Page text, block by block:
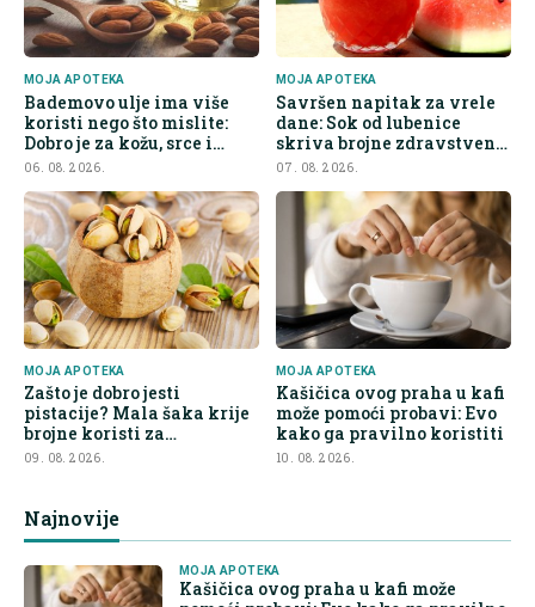
MOJA APOTEKA
Bademovo ulje ima više
koristi nego što mislite:
Dobro je za kožu, srce i
kontrolu apetita
06. 08. 2026.
MOJA APOTEKA
Savršen napitak za vrele
dane: Sok od lubenice
skriva brojne zdravstvene
prednosti
07. 08. 2026.
MOJA APOTEKA
Zašto je dobro jesti
pistacije? Mala šaka krije
brojne koristi za
organizam
09. 08. 2026.
MOJA APOTEKA
Kašičica ovog praha u kafi
može pomoći probavi: Evo
kako ga pravilno koristiti
10. 08. 2026.
Najnovije
MOJA APOTEKA
Kašičica ovog praha u kafi može